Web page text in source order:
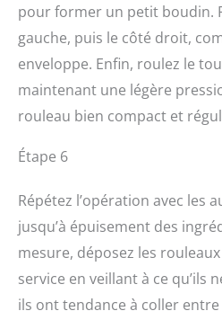
pour former un petit boudin.
gauche, puis le côté droit,
enveloppe. Enfin, roulez le
maintenant une légère
rouleau bien compact et
Étape 6
Répétez l’opération avec les
jusqu’à épuisement des
mesure, déposez les
service en veillant à ce qu’ils
ils ont tendance à coller entre